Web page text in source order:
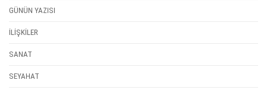
GÜNÜN YAZISI
İLİŞKİLER
SANAT
SEYAHAT